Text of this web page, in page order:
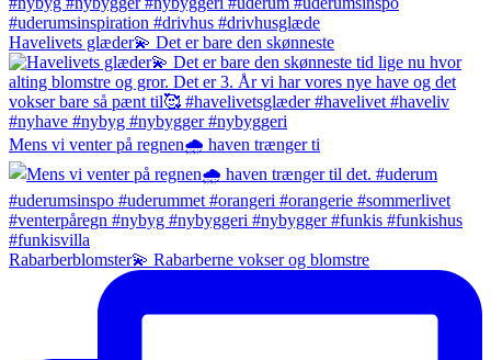
Havelivets glæder💫 Det er bare den skønneste
Mens vi venter på regnen🌧️ haven trænger ti
Rabarberblomster💫 Rabarberne vokser og blomstre